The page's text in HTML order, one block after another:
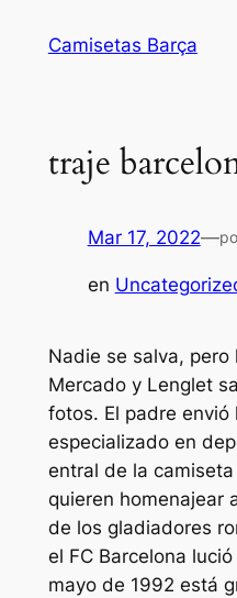
Camisetas Barça
traje
Mar 17, 2022—
en
Nadie se salva,
Mercado y Lenglet
fotos. El padre
especializado en
entral de la
quieren homenajear
de los gladiadores
el FC Barcelona
mayo de 1992 está